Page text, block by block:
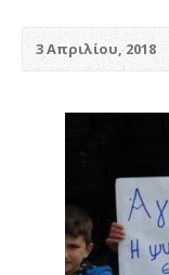
3 Απριλίου, 2018